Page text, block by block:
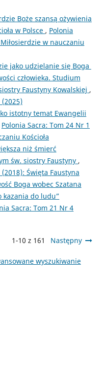
Boże szansą ożywienia
w Polsce , Polonia
w nauczaniu
jako udzielanie się Boga
człowieka. Studium
Faustyny Kowalskiej ,
istotny temat Ewangelii
Polonia Sacra: Tom 24 Nr 1
Kościoła
niż śmierć
św. siostry Faustyny ,
Święta Faustyna
Boga wobec Szatana
kazania do ludu”
Sacra: Tom 21 Nr 4
1-10 z 161 Następny
wyszukiwanie